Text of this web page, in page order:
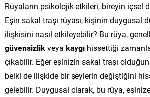
Rüyaların psikolojik etkileri, bireyin içsel
Eşin sakal traşı rüyası, kişinin duygusal
ilişkisini nasıl etkileyebilir? Bu rüya,
güvensizlikveya kaygı hissettiği
çıkabilir. Eğer eşinizin sakal traşı
belki de ilişkide bir şeylerin değiştiğini
gelebilir. Duygusal olarak, bu rüya, eşinize